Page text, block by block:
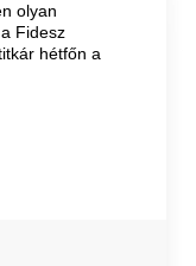
olyan
Fidesz
hétfőn a